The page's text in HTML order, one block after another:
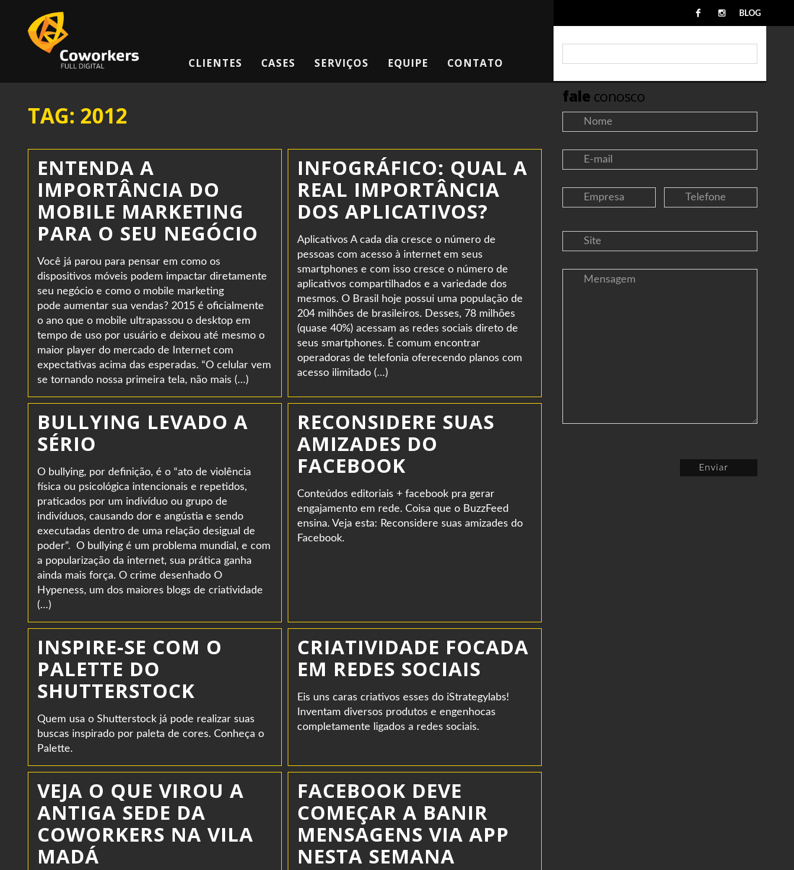
BLOG
CLIENTES CASES SERVIÇOS EQUIPE CONTATO
fale conosco
Enviar
TAG: 2012
ENTENDA A
IMPORTÂNCIA DO
MOBILE MARKETING
PARA O SEU NEGÓCIO
Você já parou para pensar em como os
dispositivos móveis podem impactar diretamente
seu negócio e como o mobile marketing
pode aumentar sua vendas? 2015 é oficialmente
o ano que o mobile ultrapassou o desktop em
tempo de uso por usuário e deixou até mesmo o
maior player do mercado de Internet com
expectativas acima das esperadas. “O celular vem
se tornando nossa primeira tela, não mais (…)
INFOGRÁFICO: QUAL A
REAL IMPORTÂNCIA
DOS APLICATIVOS?
Aplicativos A cada dia cresce o número de
pessoas com acesso à internet em seus
smartphones e com isso cresce o número de
aplicativos compartilhados e a variedade dos
mesmos. O Brasil hoje possui uma população de
204 milhões de brasileiros. Desses, 78 milhões
(quase 40%) acessam as redes sociais direto de
seus smartphones. É comum encontrar
operadoras de telefonia oferecendo planos com
acesso ilimitado (…)
BULLYING LEVADO A
SÉRIO
O bullying, por definição, é o “ato de violência
física ou psicológica intencionais e repetidos,
praticados por um indivíduo ou grupo de
indivíduos, causando dor e angústia e sendo
executadas dentro de uma relação desigual de
poder”. O bullying é um problema mundial, e com
a popularização da internet, sua prática ganha
ainda mais força. O crime desenhado O
Hypeness, um dos maiores blogs de criatividade
(…)
RECONSIDERE SUAS
AMIZADES DO
FACEBOOK
Conteúdos editoriais + facebook pra gerar
engajamento em rede. Coisa que o BuzzFeed
ensina. Veja esta: Reconsidere suas amizades do
Facebook.
INSPIRE-SE COM O
PALETTE DO
SHUTTERSTOCK
Quem usa o Shutterstock já pode realizar suas
buscas inspirado por paleta de cores. Conheça o
Palette.
CRIATIVIDADE FOCADA
EM REDES SOCIAIS
Eis uns caras criativos esses do iStrategylabs!
Inventam diversos produtos e engenhocas
completamente ligados a redes sociais.
VEJA O QUE VIROU A
ANTIGA SEDE DA
COWORKERS NA VILA
MADÁ
FACEBOOK DEVE
COMEÇAR A BANIR
MENSAGENS VIA APP
NESTA SEMANA